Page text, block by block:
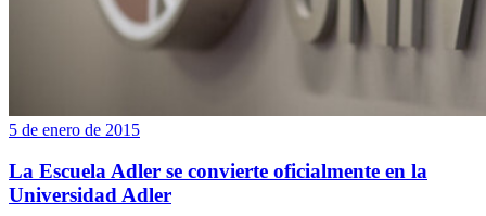
5 de enero de 2015
La Escuela Adler se convierte oficialmente en la
Universidad Adler